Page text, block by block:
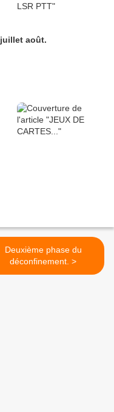
Marche nordique ! Horaires et lieux juillet août.
Deuxième phase du
déconfinement. >